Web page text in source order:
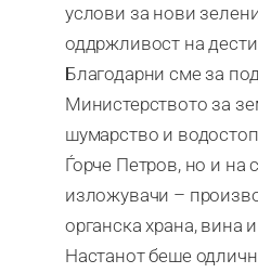
услови за нови
оддржливост на
Благодарни сме за
Министерството за
шумарство и
Ѓорче Петров, но и на
изложувачи –
органска храна, вина
Настанот беше